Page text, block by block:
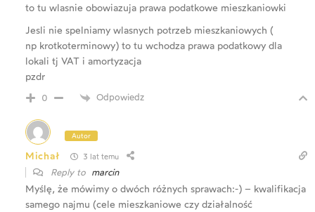
to tu wlasnie obowiazuja prawa podatkowe mieszkaniowki
Jesli nie spelniamy wlasnych potrzeb mieszkaniowych (
np krotkoterminowy) to tu wchodza prawa podatkowy dla
lokali tj VAT i amortyzacja
pzdr
0 Odpowiedz
Autor
Michał 3 lat temu
Reply to marcin
Myślę, że mówimy o dwóch różnych sprawach:-) – kwalifikacja
samego najmu (cele mieszkaniowe czy działalność